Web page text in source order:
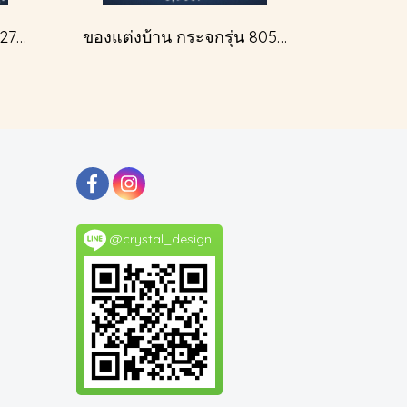
ของแต่งบ้าน กระจกรุ่น 827A สีเงินโบราณ ของแต่งบ้าน กระจกรุ่น 805A สีเงินโบราณ
@crystal_design